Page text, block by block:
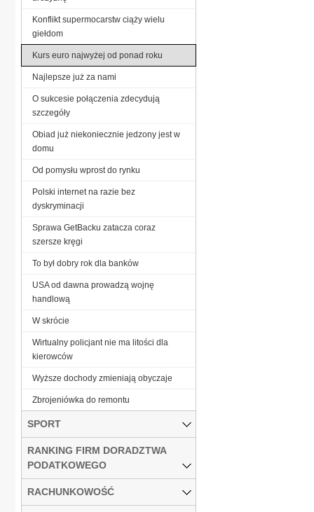
Konflikt supermocarstw ciąży wielu
giełdom
Kurs euro najwyżej od ponad roku
Najlepsze już za nami
O sukcesie połączenia zdecydują
szczegóły
Obiad już niekoniecznie jedzony jest w
domu
Od pomysłu wprost do rynku
Polski internet na razie bez
dyskryminacji
Sprawa GetBacku zatacza coraz
szersze kręgi
To był dobry rok dla banków
USA od dawna prowadzą wojnę
handlową
W skrócie
Wirtualny policjant nie ma litości dla
kierowców
Wyższe dochody zmieniają obyczaje
Zbrojeniówka do remontu
SPORT
RANKING FIRM DORADZTWA
PODATKOWEGO
RACHUNKOWOŚĆ